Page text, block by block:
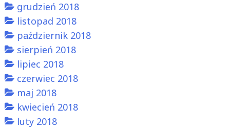
grudzień 2018
listopad 2018
październik 2018
sierpień 2018
lipiec 2018
czerwiec 2018
maj 2018
kwiecień 2018
luty 2018